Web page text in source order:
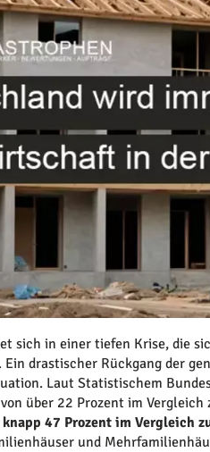
sich in einer tiefen Krise, die
drastischer Rückgang der
Laut Statistischem
über 22 Prozent im Vergleich
47 Prozent im Vergleich
und